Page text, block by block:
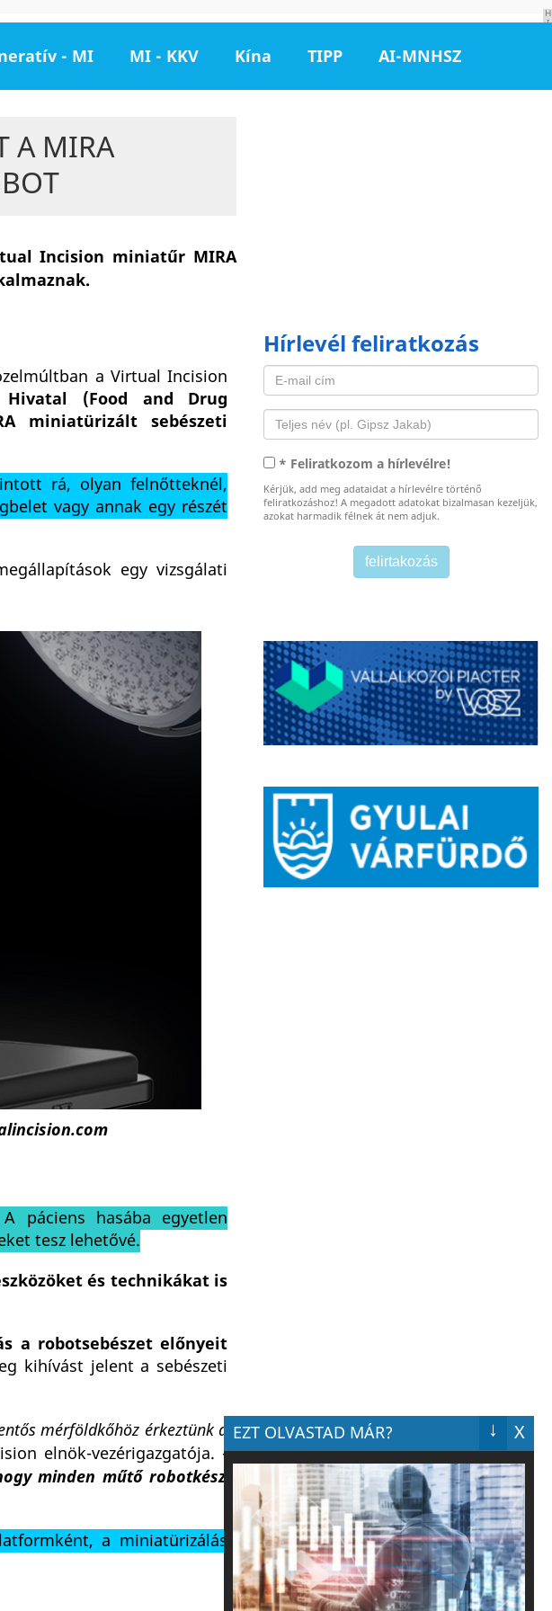
H
I
- MI MI - KKV Kína TIPP AI-MNHSZ
A MIRA
Incision miniatűr MIRA
a Virtual Incision
Hivatal (Food and Drug
miniatürizált sebészeti
rá, olyan felnőtteknél,
vagy annak egy részét
egy vizsgálati
páciens hasába egyetlen
tesz lehetővé.
és technikákat is
a robotsebészet előnyeit
kihívást jelent a sebészeti
mérföldkőhöz érkeztünk a
elnök-vezérigazgatója. -
minden műtő robotkész
a miniatürizálás
Hírlevél feliratkozás
* Feliratkozom a hírlevélre!
Kérjük, add meg adataidat a hírlevélre történő
feliratkozáshoz! A megadott adatokat bizalmasan kezeljük,
azokat harmadik félnek át nem adjuk.
EZT OLVASTAD MÁR? X
↓